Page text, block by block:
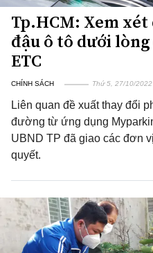
Tp.HCM: Xem
đậu ô tô dưới
ETC
CHÍNH SÁCH Thứ 5, 27/10/
Liên quan đề xuất thay đổi
đường từ ứng dụng
UBND TP đã giao các đơn
quyết.